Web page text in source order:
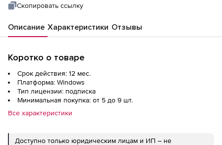
Скопировать ссылку
Описание Характеристики Отзывы
Коротко о товаре
Срок действия: 12 мес.
Платформа: Windows
Тип лицензии: подписка
Минимальная покупка: от 5 до 9 шт.
Все характеристики
Доступно только юридическим лицам и ИП – не